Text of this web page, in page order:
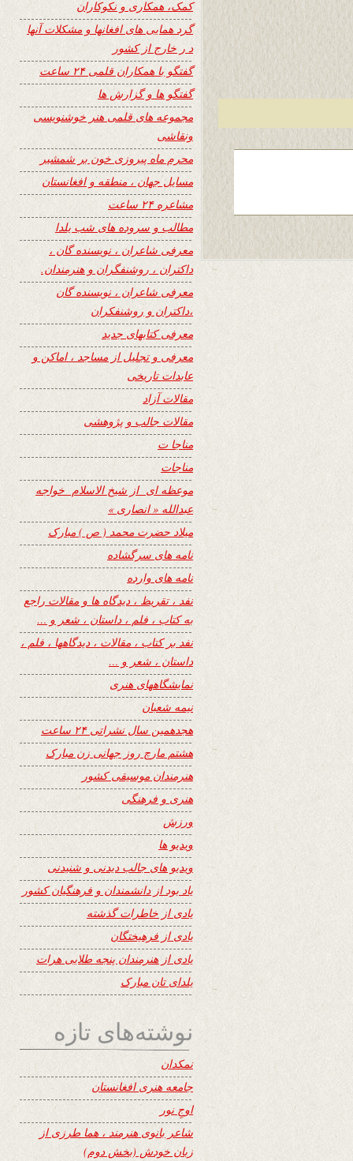
کمک، همکاری و نکوکاران
گرد همایی های افغانها و مشکلات آنها
د ر خارج از کشور
گفتگو با همکاران قلمی ۲۴ ساعت
گفتگو ها و گزارش ها
مجموعه های قلمی هنر خوشنویسی
ونقاشی
محرم ماه پیروزی خون بر شمشیر
مسایل جهان ، منطقه و افغانستان
مشاعره ۲۴ ساعت
مطالب و سروده های شب یلدا
معرفی شاعران ، نویسنده گان ،
داکتران ، روشنفگران و هنرمندان.
معرفی شاعران ، نویسنده گان
،داکتران و روشنفکران
معرفی کتابهای جدید
معرفی و تجلیل از مساجد ، اماکن و
عابدات تاریخی
مقالات آزاد
مقالات جالب و پژوهشی
مناجا ت
مناجات
موعظه ای از شیخ الاسلام خواجه
عبدالله « انصاری »
میلاد حضرت محمد ( ص ) مبارک
نامه های سرگشاده
نامه های وارده
نفد ، تقریظ ، دیدگاه ها و مقالات راجع
به کتاب ، فلم ، داستان ، شعر و …
نفد بر کتاب ، مقالات ، دیدگاهها ، فلم ،
داستان ، شعر و …
نمایشگاههای هنری
نیمه شعبان
هجدهمین سال نشراتی ۲۴ ساعت
هشتم مارچ روز جهانی زن مبارک
هنرمندان موسیقی کشور
هنری و فرهنگی
ورزش
ویدیو ها
ویدیو های جالب دیدنی و شنیدنی
یاد بود از دانشمندان و فرهنگیان کشور
یادی از خاطرات گذشته
یادی از فرهیختگان
یادی از هنرمندان پنجه طلایی هرات
یلدای تان مبارک
نوشته‌های تازه
نمکدان
جامعه هنری افغانستان
اوجِ نور
شاعر بانوی هنرمند ، هما طرزی از
زبان خودش (بخش دوم)